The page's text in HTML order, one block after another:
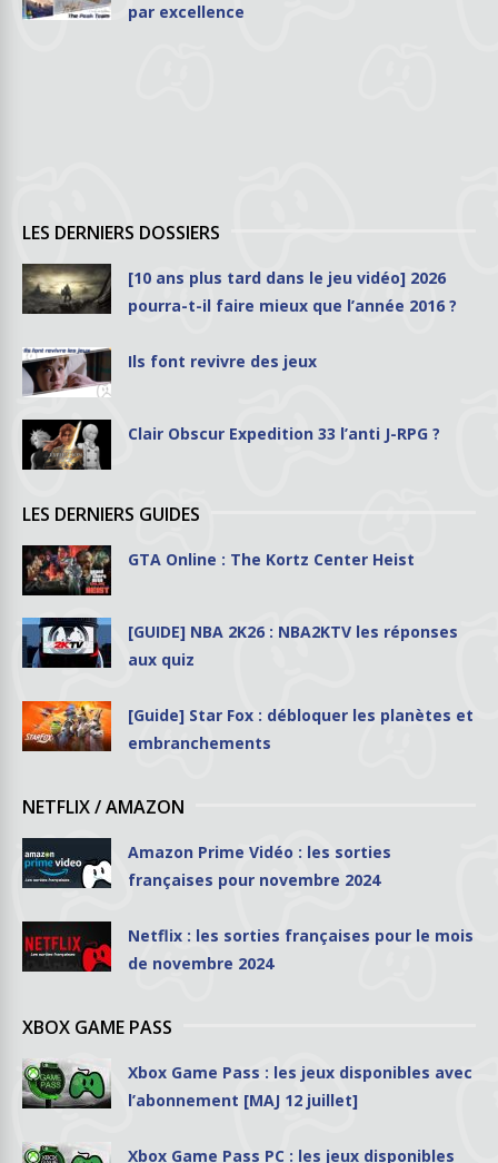
par excellence
LES DERNIERS DOSSIERS
[10 ans plus tard dans le jeu vidéo] 2026
pourra-t-il faire mieux que l’année 2016 ?
Ils font revivre des jeux
Clair Obscur Expedition 33 l’anti J-RPG ?
LES DERNIERS GUIDES
GTA Online : The Kortz Center Heist
[GUIDE] NBA 2K26 : NBA2KTV les réponses
aux quiz
[Guide] Star Fox : débloquer les planètes et
embranchements
NETFLIX / AMAZON
Amazon Prime Vidéo : les sorties
françaises pour novembre 2024
Netflix : les sorties françaises pour le mois
de novembre 2024
XBOX GAME PASS
Xbox Game Pass : les jeux disponibles avec
l’abonnement [MAJ 12 juillet]
Xbox Game Pass PC : les jeux disponibles